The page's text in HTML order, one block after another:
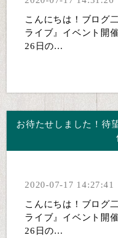
こんにちは！ブログ
ライブ』イベント開
26日の...
お待たせしました！待
2020-07-17 14:27:41
こんにちは！ブログ
ライブ』イベント開
26日の...